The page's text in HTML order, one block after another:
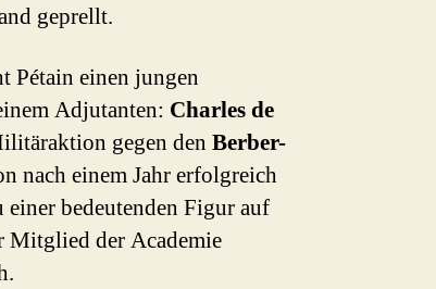
geprellt.
Pétain einen jungen
Adjutanten: Charles de
gegen den Berber-
nach einem Jahr erfolgreich
bedeutenden Figur auf
Mitglied der Academie